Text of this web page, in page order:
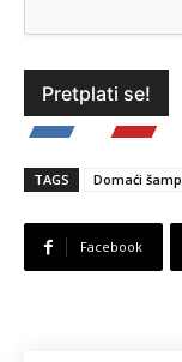
TAGS Domaći
Facebook